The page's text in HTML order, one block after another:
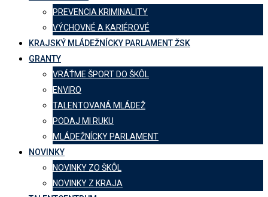
PREVENCIA KRIMINALITY
VÝCHOVNÉ A KARIÉROVÉ
KRAJSKÝ MLÁDEŽNÍCKY PARLAMENT ŽSK
GRANTY
VRÁŤME ŠPORT DO ŠKÔL
ENVIRO
TALENTOVANÁ MLÁDEŽ
PODAJ MI RUKU
MLÁDEŽNÍCKY PARLAMENT
NOVINKY
NOVINKY ZO ŠKÔL
NOVINKY Z KRAJA